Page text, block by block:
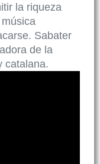
la riqueza
Sabater
de la
catalana.